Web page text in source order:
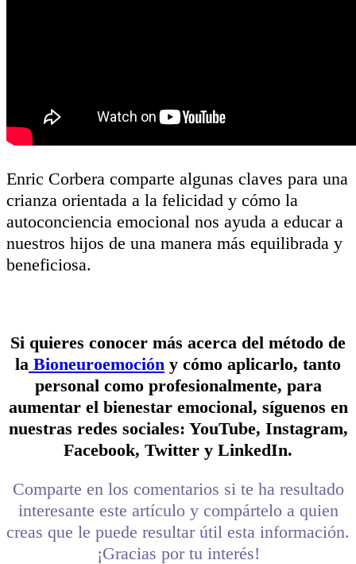
Enric Corbera comparte algunas claves para una
crianza orientada a la felicidad y cómo la
autoconciencia emocional nos ayuda a educar a
nuestros hijos de una manera más equilibrada y
beneficiosa.
Si quieres conocer más acerca del método de
la Bioneuroemoción y cómo aplicarlo, tanto
personal como profesionalmente, para
aumentar el bienestar emocional, síguenos en
nuestras redes sociales: YouTube, Instagram,
Facebook, Twitter y LinkedIn.
Comparte en los comentarios si te ha resultado
interesante este artículo y compártelo a quien
creas que le puede resultar útil esta información.
¡Gracias por tu interés!